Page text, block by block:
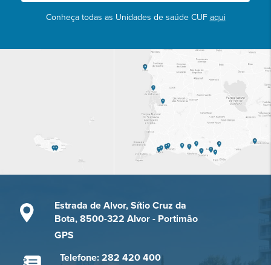
Conheça todas as Unidades de saúde CUF aqui
Estrada de Alvor, Sítio Cruz da
Bota, 8500-322 Alvor - Portimão
GPS
Telefone: 282 420 400